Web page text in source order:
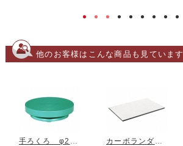
他のお客様はこんな商品も見ています
手ろくろ φ250*H50 250L カーボランダム棚板 450*300*10mm